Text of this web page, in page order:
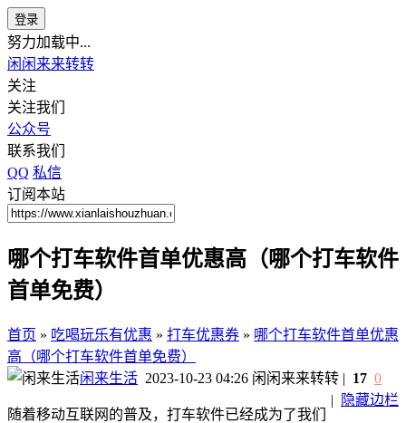
登录
努力加载中...
闲闲来来转转
关注
关注我们
公众号
联系我们
QQ 私信
订阅本站
哪个打车软件首单优惠高（哪个打车软件
首单免费）
首页 » 吃喝玩乐有优惠 » 打车优惠券 » 哪个打车软件首单优惠
高（哪个打车软件首单免费）
闲来生活 2023-10-23 04:26 闲闲来来转转
|
隐藏边栏
| 17 0
随着移动互联网的普及，打车软件已经成为了我们